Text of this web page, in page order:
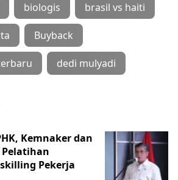
biologis brasil vs haiti
Buyback
dedi mulyadi
Kemnaker dan
Pelatihan
Pekerja